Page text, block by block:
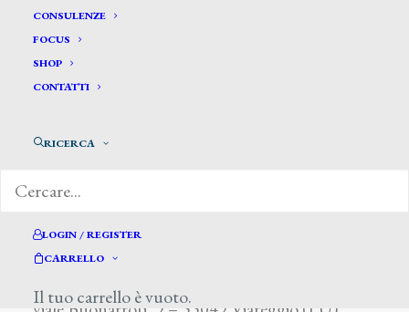
CONSULENZE
FOCUS
SHOP
CONTATTI
RICERCA
LOGIN / REGISTER
CARRELLO
Il tuo carrello è vuoto.
Krunt